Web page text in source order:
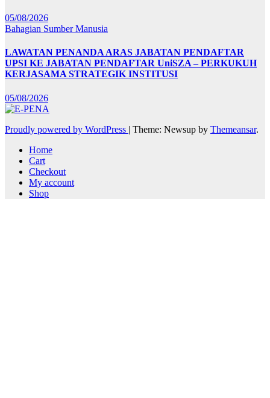
05/08/2026
Bahagian Sumber Manusia
LAWATAN PENANDA ARAS JABATAN PENDAFTAR
UPSI KE JABATAN PENDAFTAR UniSZA – PERKUKUH
KERJASAMA STRATEGIK INSTITUSI
05/08/2026
Proudly powered by WordPress | Theme: Newsup by Themeansar.
Home
Cart
Checkout
My account
Shop